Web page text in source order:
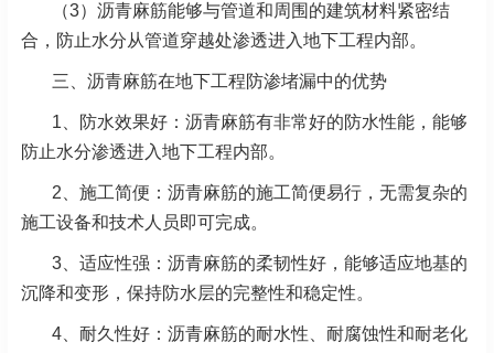
（3）沥青麻筋能够与管道和周围的建筑材料紧密结
合，防止水分从管道穿越处渗透进入地下工程内部。
三、沥青麻筋在地下工程防渗堵漏中的优势
1、防水效果好：沥青麻筋有非常好的防水性能，能够
防止水分渗透进入地下工程内部。
2、 施工简便：沥青麻筋的施工简便易行，无需复杂的
施工设备和技术人员即可完成。
3、 适应性强：沥青麻筋的柔韧性好，能够适应地基的
沉降和变形，保持防水层的完整性和稳定性。
4、 耐久性好：沥青麻筋的耐水性、耐腐蚀性和耐老化